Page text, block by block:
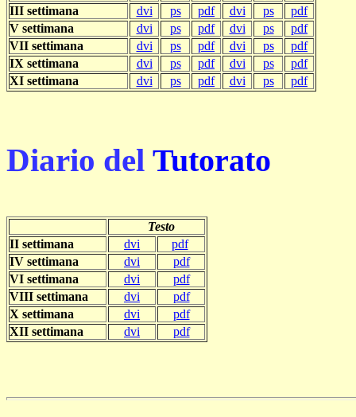
III settimana
dvi ps pdf dvi ps
pdf
V settimana
dvi ps pdf dvi ps
pdf
VII settimana
dvi ps pdf dvi ps
pdf
IX settimana
dvi ps pdf dvi ps
pdf
XI settimana
dvi ps pdf dvi ps pdf
Diario del Tutorato
Testo
II settimana
dvi
pdf
IV settimana
dvi
pdf
VI settimana
dvi
pdf
VIII settimana
dvi
pdf
X settimana
dvi
pdf
XII settimana
dvi pdf